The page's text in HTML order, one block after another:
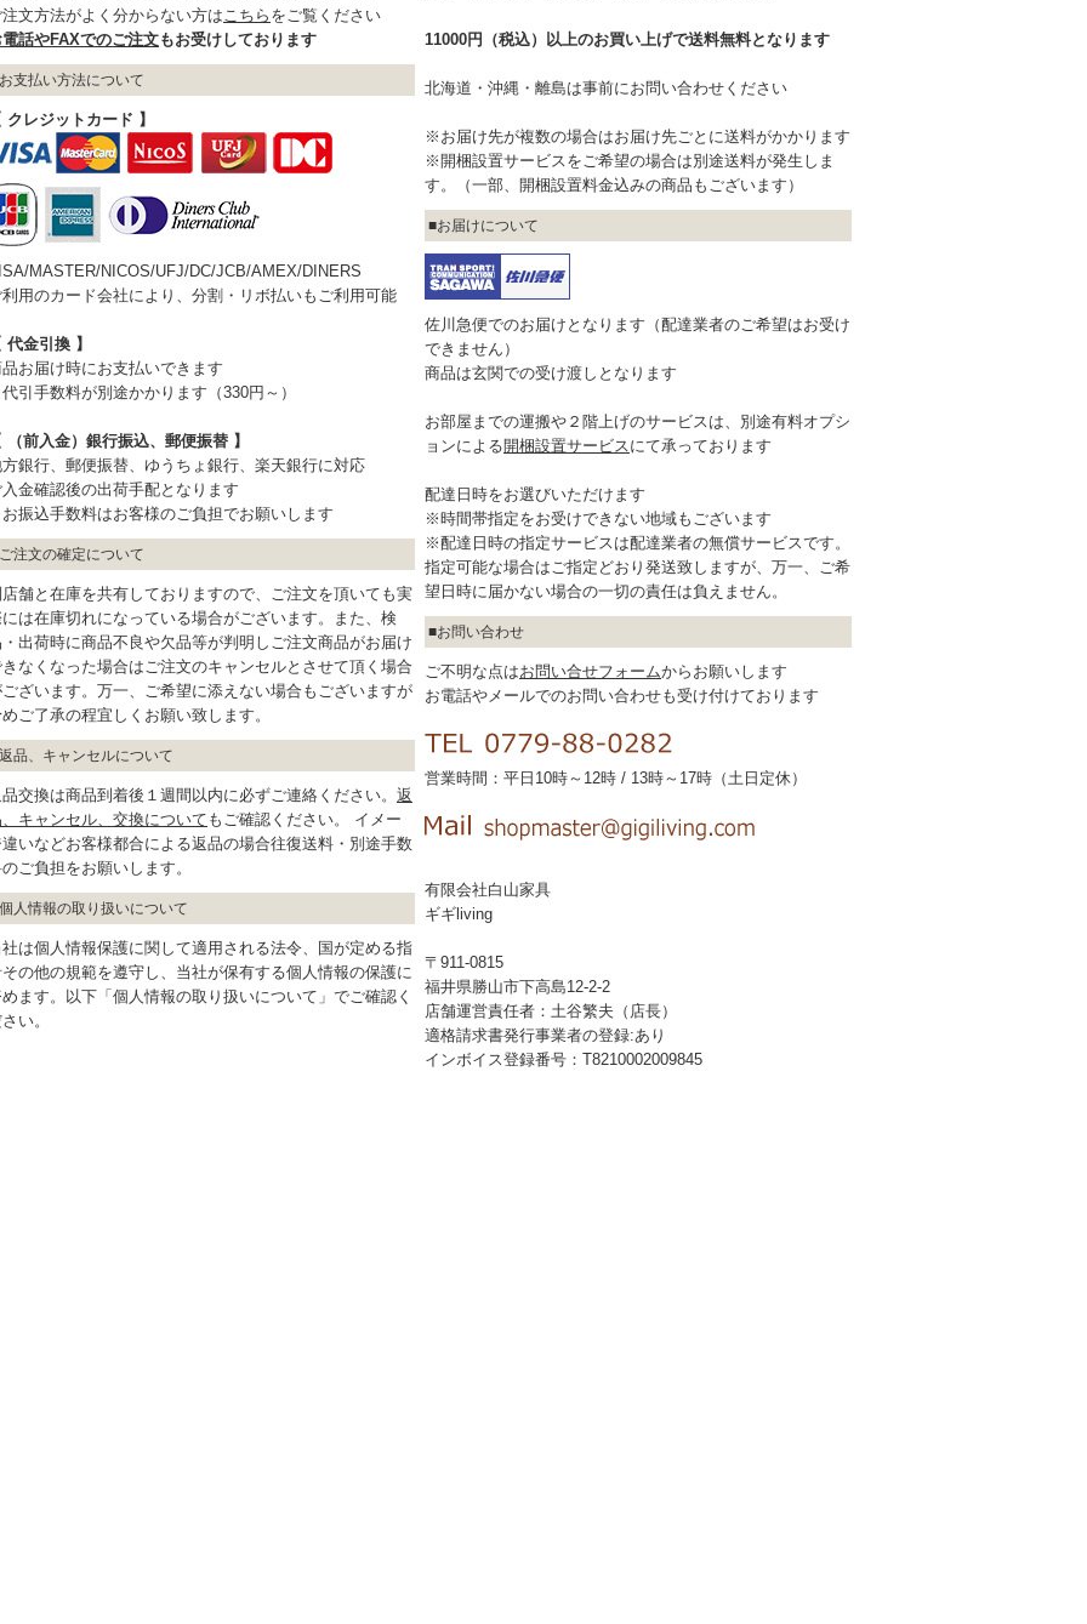
文方法がよく分からない方はこちら をご覧ください
話やFAXでのご注文もお受けしております
お支払い方法について
クレジットカード 】
MASTER/NICOS/UFJ/DC/JCB/AMEX/DINERS
用のカード会社により、分割・リボ払いもご利用可能
代金引換 】
お届け時にお支払いできます
引手数料が別途かかります（330円～）
（前入金）銀行振込、郵便振替 】
銀行、郵便振替、ゆうちょ銀行、楽天銀行に対応
金確認後の出荷手配となります
振込手数料はお客様のご負担でお願いします
ご注文の確定について
舗と在庫を共有しておりますので、ご注文を頂いても実
は在庫切れになっている場合がございます。また、検
出荷時に商品不良や欠品等が判明しご注文商品がお届け
なくなった場合はご注文のキャンセルとさせて頂く場合
ざいます。万一、ご希望に添えない場合もございますが
ご了承の程宜しくお願い致します。
返品、キャンセルについて
交換は商品到着後１週間以内に必ずご連絡ください。 返
キャンセル、交換について もご確認ください。 イメー
いなどお客様都合による返品の場合往復送料・別途手数
ご負担をお願いします。
個人情報の取り扱いについて
は個人情報保護に関して適用される法令、国が定める指
の他の規範を遵守し、当社が保有する個人情報の保護に
ます。以下「個人情報の取り扱いについて」でご確認く
い。
11000円（税込）以上のお買い上げで送料無料となります
北海道・沖縄・離島は事前にお問い合わせください
※お届け先が複数の場合はお届け先ごとに送料がかかります
※開梱設置サービスをご希望の場合は別途送料が発生しま
す。（一部、開梱設置料金込みの商品もございます）
お届けについて
佐川急便でのお届けとなります（配達業者のご希望はお受け
できません）
商品は玄関での受け渡しとなります
お部屋までの運搬や２階上げのサービスは、別途有料オプシ
ョンによる開梱設置サービスにて承っております
配達日時をお選びいただけます
※時間帯指定をお受けできない地域もございます
※配達日時の指定サービスは配達業者の無償サービスです。
指定可能な場合はご指定どおり発送致しますが、万一、ご希
望日時に届かない場合の一切の責任は負えません。
お問い合わせ
ご不明な点はお問い合せフォームからお願いします
お電話やメールでのお問い合わせも受け付けております
営業時間：平日10時～12時 / 13時～17時（土日定休）
有限会社白山家具
ギギliving
〒911-0815
福井県勝山市下高島12-2-2
店舗運営責任者：土谷繁夫（店長）
適格請求書発行事業者の登録:あり
インボイス登録番号：T8210002009845